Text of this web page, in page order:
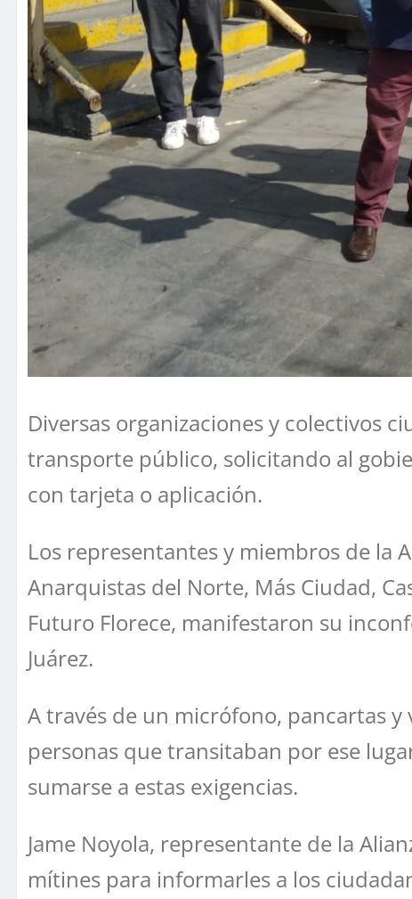
Diversas organizaciones y colectivos
transporte público, solicitando al
con tarjeta o aplicación.
Los representantes y miembros de la
Anarquistas del Norte, Más Ciudad,
Futuro Florece, manifestaron su
Juárez.
A través de un micrófono, pancartas
personas que transitaban por ese
sumarse a estas exigencias.
Jame Noyola, representante de la
mítines para informarles a los